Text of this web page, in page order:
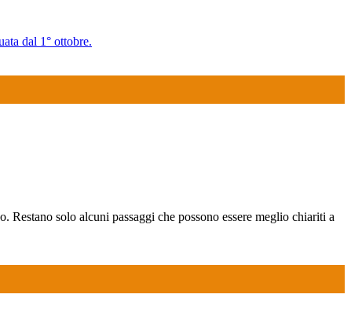
dal 1° ottobre.
solo alcuni passaggi che possono essere meglio chiariti a